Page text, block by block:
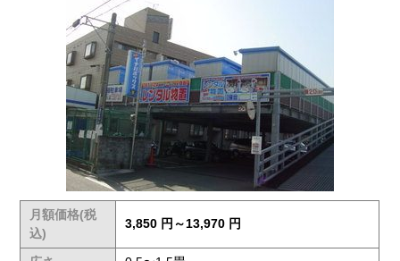
月額価格(税
込)
3,850 円～13,970 円